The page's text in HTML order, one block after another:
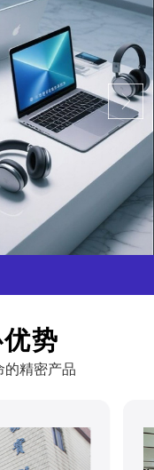
势
的精密产品